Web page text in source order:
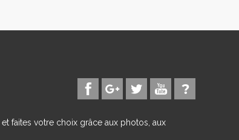
faites votre choix grâce aux photos, aux